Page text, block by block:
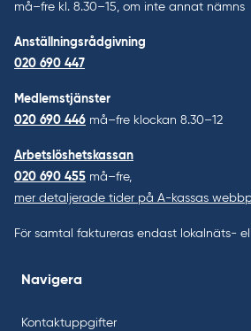
må–fre kl. 8.30–15, om inte annat nämns
Anställningsrådgivning
020 690 447
Medlemstjänster
020 690 446 må–fre klockan 8.30–12
Arbetslöshetskassan
020 690 455 må–fre,
mer detaljerade tider på A-kassas
För samtal faktureras endast lokalnäts-
Navigera
Kontaktuppgifter